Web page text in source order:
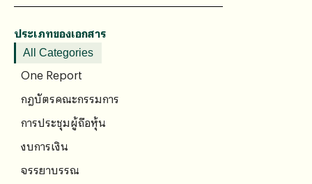
ประเภทของเอกสาร
All Categories
One Report
กฎบัตรคณะกรรมการ
การประชุมผู้ถือหุ้น
งบการเงิน
จรรยาบรรณ